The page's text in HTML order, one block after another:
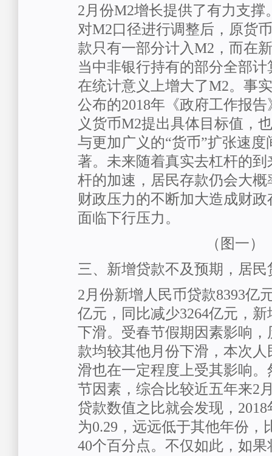
2月份M2增长提供了有力支撑
对M2口径进行调整后，原货
款只有一部分计入M2，而在
当中非银行持有的部分全部
在统计意义上增大了M2。事
公布的2018年《政府工作报
义货币M2提出具体目标值，
与更加广义的“货币”扩张速度
著。未来随着真实去杠杆的
杆的加速，居民存款仍会大
财政压力的不断加大造成财
面临下行压力。
（图一）
三、新增贷款不及预期，居民
2月份新增人民币贷款8393亿
亿元，同比减少3264亿元，
下滑。受春节假期因素影响，
款均较其他月份下滑，本次
滑也在一定程度上受其影响
节因素，综合比较近五年来2
贷款数值之比就会发现，
为0.29，远远低于其他年份，
40个百分点。不仅如此，如